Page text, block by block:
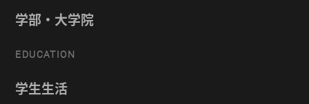
学部・大学院
EDUCATION
学生生活